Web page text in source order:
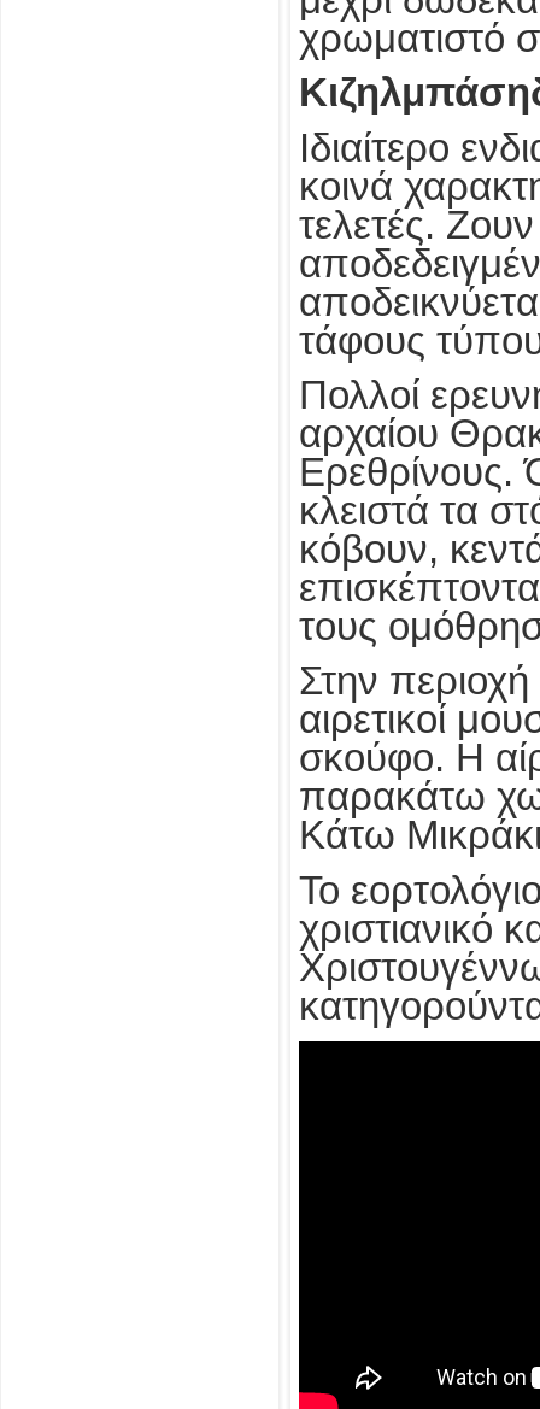
χρωματιστό
Ιδιαίτερο
κοινά
τελετές.
τάφους
Πολλοί
αρχαίου
Ερεθρίνους.
κλειστά τα
κόβουν,
τους
Στην
αιρετικοί
σκούφο. Η
παρακάτω
Κάτω
Το
χριστιανικό